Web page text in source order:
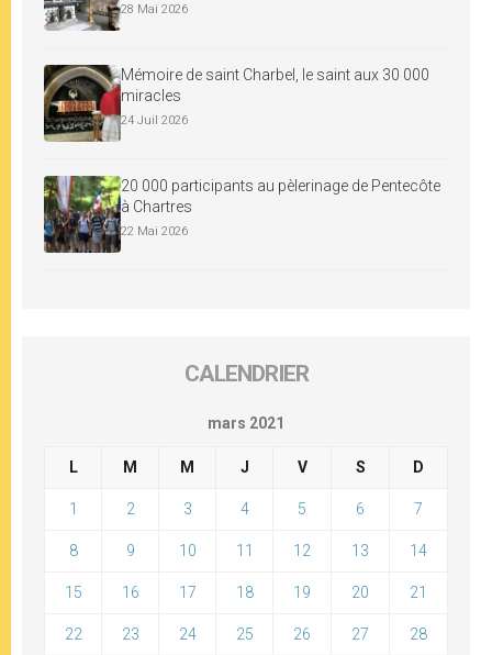
28 Mai 2026
Mémoire de saint Charbel, le saint aux 30 000
miracles
24 Juil 2026
20 000 participants au pèlerinage de Pentecôte
à Chartres
22 Mai 2026
CALENDRIER
mars 2021
L M M J V S D
1 2 3 4 5 6 7
8 9 10 11 12 13 14
15 16 17 18 19 20 21
22 23 24 25 26 27 28